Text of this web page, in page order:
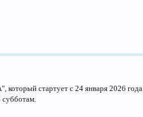
стартует с 24 января 2026 года
субботам.